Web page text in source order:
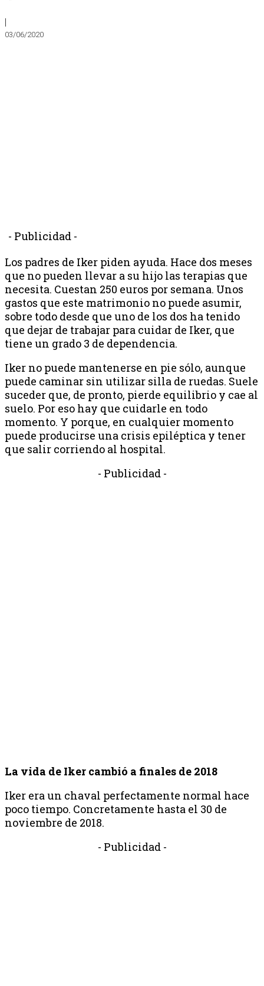
|
03/06/2020
- Publicidad -
Los padres de Iker piden ayuda. Hace dos meses
que no pueden llevar a su hijo las terapias que
necesita. Cuestan 250 euros por semana. Unos
gastos que este matrimonio no puede asumir,
sobre todo desde que uno de los dos ha tenido
que dejar de trabajar para cuidar de Iker, que
tiene un grado 3 de dependencia.
Iker no puede mantenerse en pie sólo, aunque
puede caminar sin utilizar silla de ruedas. Suele
suceder que, de pronto, pierde equilibrio y cae al
suelo. Por eso hay que cuidarle en todo
momento. Y porque, en cualquier momento
puede producirse una crisis epiléptica y tener
que salir corriendo al hospital.
- Publicidad -
La vida de Iker cambió a finales de 2018
Iker era un chaval perfectamente normal hace
poco tiempo. Concretamente hasta el 30 de
noviembre de 2018.
- Publicidad -